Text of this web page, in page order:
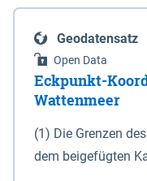
Geodatensatz
Open Data
Eckpunkt-
Wattenmeer
(1) Die Grenzen
dem beigefügten